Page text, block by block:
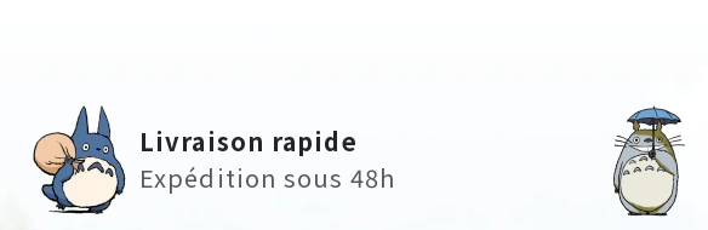
Livraison rapide
Expédition sous 48h